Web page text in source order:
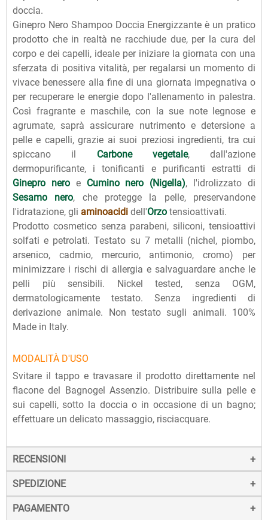
doccia.
Ginepro Nero Shampoo Doccia Energizzante è un pratico
prodotto che in realtà ne racchiude due, per la cura del
corpo e dei capelli, ideale per iniziare la giornata con una
sferzata di positiva vitalità, per regalarsi un momento di
vivace benessere alla fine di una giornata impegnativa o
per recuperare le energie dopo l'allenamento in palestra.
Così fragrante e maschile, con la sue note legnose e
agrumate, saprà assicurare nutrimento e detersione a
pelle e capelli, grazie ai suoi preziosi ingredienti, tra cui
spiccano il Carbone vegetale, dall'azione
dermopurificante, i tonificanti e purificanti estratti di
Ginepro neroe Cumino nero (Nigella), l'idrolizzato di
Sesamo nero, che protegge la pelle, preservandone
l'idratazione, gli aminoacidi dell'Orzo tensioattivati.
Prodotto cosmetico senza parabeni, siliconi, tensioattivi
solfati e petrolati. Testato su 7 metalli (nichel, piombo,
arsenico, cadmio, mercurio, antimonio, cromo) per
minimizzare i rischi di allergia e salvaguardare anche le
pelli più sensibili. Nickel tested, senza OGM,
dermatologicamente testato. Senza ingredienti di
derivazione animale. Non testato sugli animali. 100%
Made in Italy.
MODALITÀ D'USO
Svitare il tappo e travasare il prodotto direttamente nel
flacone del Bagnogel Assenzio. Distribuire sulla pelle e
sui capelli, sotto la doccia o in occasione di un bagno;
effettuare un delicato massaggio, risciacquare.
RECENSIONI
SPEDIZIONE
La spedizione dei prodotti avviene entro 24 ore dall'ordine
PAGAMENTO